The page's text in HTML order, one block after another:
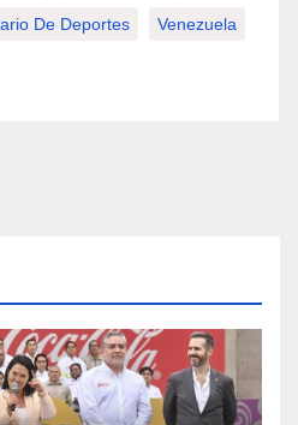
De Deportes Venezuela